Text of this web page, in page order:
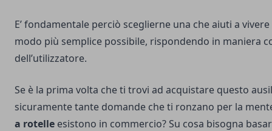
E’ fondamentale perciò sceglierne una che aiuti a
modo più semplice possibile, rispondendo in maniera
dell’utilizzatore.
Se è la prima volta che ti trovi ad acquistare questo
sicuramente tante domande che ti ronzano per la
a rotelle esistono in commercio? Su cosa bisogna